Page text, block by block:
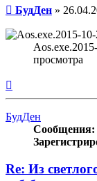
Сообщение
БудДен »
просмотра
к
БудДен
Сообщения:
Re: Из